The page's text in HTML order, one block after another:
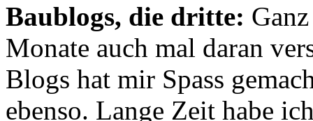
Baublogs, die dritte:
Monate auch mal daran
Blogs hat mir Spass
ebenso. Lange Zeit habe